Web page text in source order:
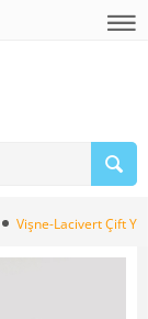
Vişne-Lacivert Çift